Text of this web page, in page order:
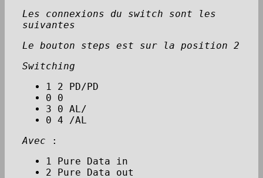
Les connexions du switch sont les
suivantes
Le bouton steps est sur la position 2
Switching
1 2 PD/PD
0 0
3 0 AL/
0 4 /AL
Avec :
1 Pure Data in
2 Pure Data out